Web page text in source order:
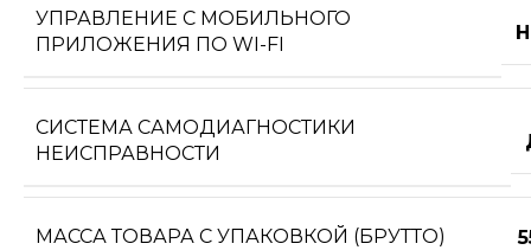
УПРАВЛЕНИЕ C МОБИЛЬНОГО
ПРИЛОЖЕНИЯ ПО WI-FI
СИСТЕМА САМОДИАГНОСТИКИ
НЕИСПРАВНОСТИ
МАССА ТОВАРА С УПАКОВКОЙ (БРУТТО)